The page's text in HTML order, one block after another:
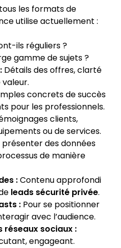
les formats de
utilise actuellement :
ils réguliers ?
gamme de sujets ?
Détails des offres, clarté
concrets de succès
pour les professionnels.
clients,
ou de services.
des données
de manière
:Contenu approfondi
leads sécurité privée.
:Pour se positionner
avec l’audience.
réseaux sociaux :
engageant.